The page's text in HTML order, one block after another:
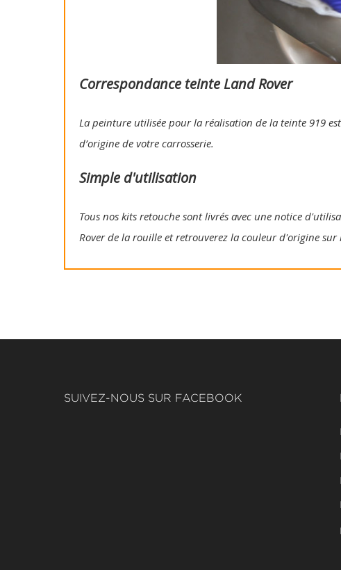
Correspondance teinte Land Rover
La peinture utilisée pour la réalisation de la teinte 919
d’origine de votre carrosserie.
Simple d'utilisation
Tous nos kits retouche sont livrés avec une notice
Rover de la rouille et retrouverez la couleur d'origine sur
SUIVEZ-NOUS SUR FACEBOOK